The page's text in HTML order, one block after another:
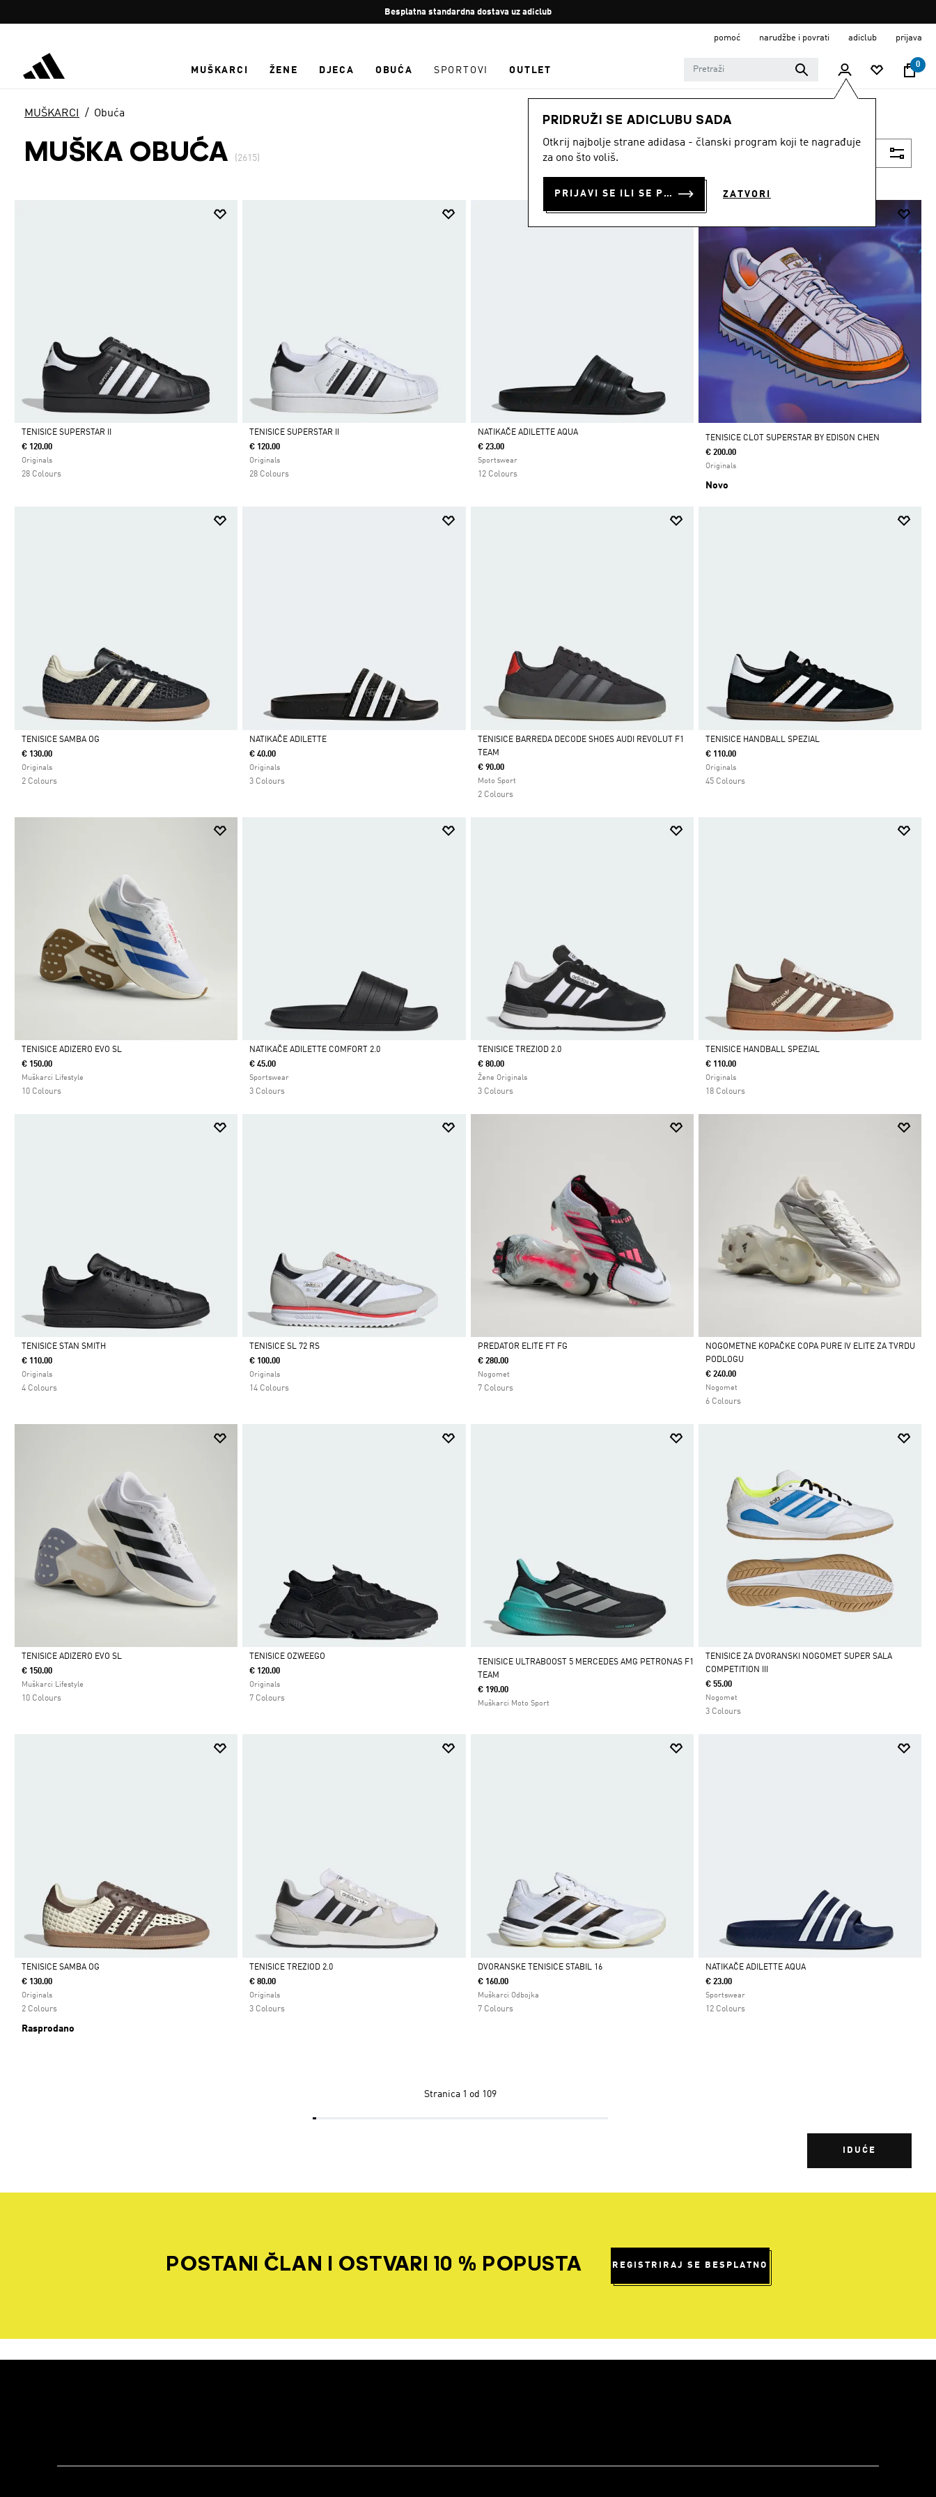
Zaustavi
rotaciju
Besplatan povrat
pomoć narudžbe i povrati adiclub prijava
MUŠKARCI ŽENE DJECA OBUĆA SPORTOVI OUTLET
0
PRIDRUŽI SE ADICLUBU SADA
Otkrij najbolje strane adidasa - članski program koji te nagrađuje
za ono što voliš.
PRIJAVI SE ILI SE PRIDRUŽI SADA ZATVORI
MUŠKARCI Obuća
MUŠKA OBUĆA (2615)
Da
TENISICE SUPERSTAR II
€ 120.00
Originals
28 Colours
Da
TENISICE SUPERSTAR II
€ 120.00
Originals
28 Colours
Da
NATIKAČE ADILETTE AQUA
€ 23.00
Sportswear
12 Colours
TENISICE CLOT SUPERSTAR BY EDISON CHEN
€ 200.00
Originals
Novo
Da
TENISICE SAMBA OG
€ 130.00
Originals
2 Colours
Da
NATIKAČE ADILETTE
€ 40.00
Originals
3 Colours
Da
TENISICE BARREDA DECODE SHOES AUDI REVOLUT F1
TEAM
€ 90.00
Moto Sport
2 Colours
Da
TENISICE HANDBALL SPEZIAL
€ 110.00
Originals
45 Colours
Da
TENISICE ADIZERO EVO SL
€ 150.00
Muškarci Lifestyle
10 Colours
Da
NATIKAČE ADILETTE COMFORT 2.0
€ 45.00
Sportswear
3 Colours
Da
TENISICE TREZIOD 2.0
€ 80.00
Žene Originals
3 Colours
Da
TENISICE HANDBALL SPEZIAL
€ 110.00
Originals
18 Colours
Da
TENISICE STAN SMITH
€ 110.00
Originals
4 Colours
Da
TENISICE SL 72 RS
€ 100.00
Originals
14 Colours
Da
PREDATOR ELITE FT FG
€ 280.00
Nogomet
7 Colours
Da
NOGOMETNE KOPAČKE COPA PURE IV ELITE ZA TVRDU
PODLOGU
€ 240.00
Nogomet
6 Colours
Da
TENISICE ADIZERO EVO SL
€ 150.00
Muškarci Lifestyle
10 Colours
Da
TENISICE OZWEEGO
€ 120.00
Originals
7 Colours
TENISICE ULTRABOOST 5 MERCEDES AMG PETRONAS F1
TEAM
€ 190.00
Muškarci Moto Sport
Da
TENISICE ZA DVORANSKI NOGOMET SUPER SALA
COMPETITION III
€ 55.00
Nogomet
3 Colours
Da
TENISICE SAMBA OG
€ 130.00
Originals
2 Colours
Rasprodano
Da
TENISICE TREZIOD 2.0
€ 80.00
Originals
3 Colours
Da
DVORANSKE TENISICE STABIL 16
€ 160.00
Muškarci Odbojka
7 Colours
Da
NATIKAČE ADILETTE AQUA
€ 23.00
Sportswear
12 Colours
Stranica 1 od 109
IDUĆE
POSTANI ČLAN I OSTVARI 10 % POPUSTA REGISTRIRAJ SE BESPLATNO